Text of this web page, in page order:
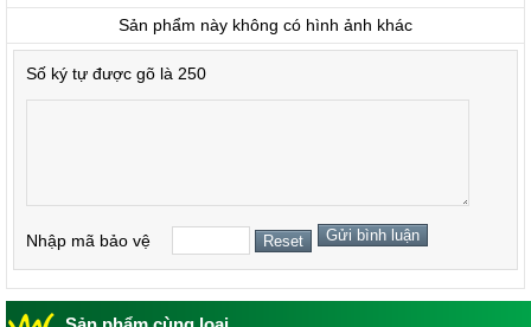
Sản phẩm này không có hình ảnh khác
Số ký tự được gõ là 250
Nhập mã bảo vệ